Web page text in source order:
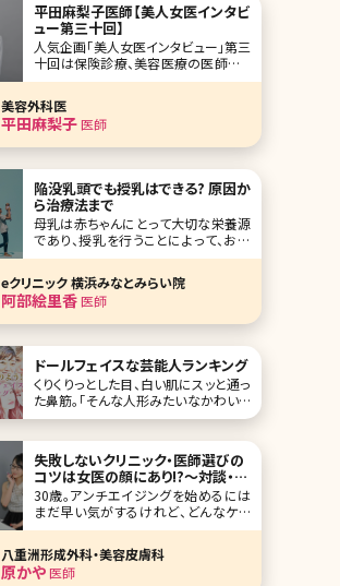
平田麻梨子医師【美人女医インタビ
ュー第三十回】
人気企画「美人女医インタビュー」第三
十回は保険診療、美容医療の医師とし
て、複数のクリニックで活躍されてい
る、平田麻梨子（ひらた まりこ）先生で
す。 頭の良さ、透き通る様な美肌、華の
ある雰囲気など美人女医を絵に描いた
ような平田先生。ご自身で経験された
的なスキンケ
美容外科医
平田麻梨子医師
陥没乳頭でも授乳はできる? 原因か
ら治療法まで
母乳は赤ちゃんにとって大切な栄養源
であり、授乳を行うことによって、お母
さんと赤ちゃんの結びつきがより深くな
るといわれています。ところが、その大
切な授乳シーンで乳頭が奥にひっこん
でしまう陥没乳頭という状態に悩まさ
れることがあります。陥没乳頭とはどの
eクリニック 横浜みなとみらい院
阿部絵里香医師
ドールフェイスな芸能人ランキング
くりくりっとした目、白い肌にスッと通っ
た鼻筋。「そんな人形みたいなかわいい
顔に、一度はなってみたい!」と思う女性
ールフェイスの芸能人の中で、特に人
気がある10人をピックアップしました。
どうやったら近づけるか、記事を参考に
研究してみるのもありかもです。 第
失敗しないクリニック・医師選びの
コツは女医の顔にあり!?〜対談・原
かや院長（八重洲形成外科・美容皮
膚科）✕北条かや
30歳。アンチエイジングを始めるには
まだ早い気がするけれど、どんなケア
をすればいいの?美容皮膚科・外科って
怖くない？そんな疑問を解決すべく、八
重洲形成外科、美容皮膚科院長の原か
や先生にお話を伺うシリーズ、後編で
八重洲形成外科・美容皮膚科
原かや医師